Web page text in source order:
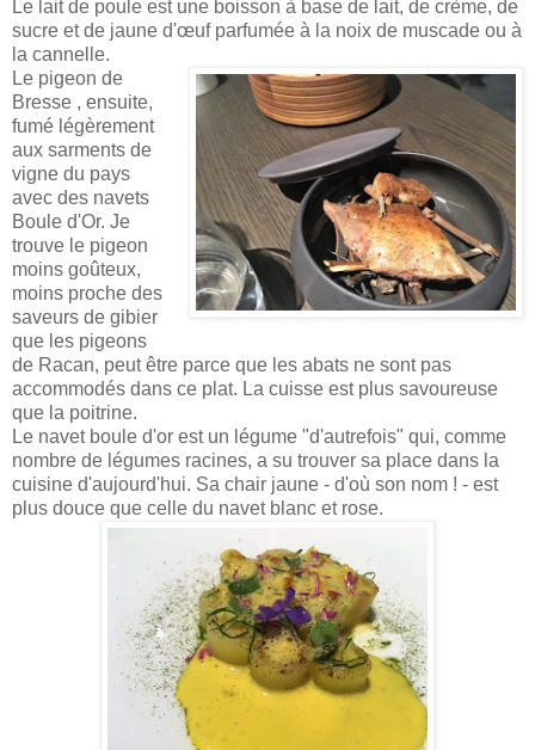
Le lait de poule est une boisson à base de lait, de crème, de
sucre et de jaune d'œuf parfumée à la noix de muscade ou à
la cannelle.
Le pigeon de
Bresse , ensuite,
fumé légèrement
aux sarments de
vigne du pays
avec des navets
Boule d'Or. Je
trouve le pigeon
moins goûteux,
moins proche des
saveurs de gibier
que les pigeons
de Racan, peut être parce que les abats ne sont pas
accommodés dans ce plat. La cuisse est plus savoureuse
que la poitrine.
Le navet boule d'or est un légume "d'autrefois" qui, comme
nombre de légumes racines, a su trouver sa place dans la
cuisine d'aujourd'hui. Sa chair jaune - d'où son nom ! - est
plus douce que celle du navet blanc et rose.